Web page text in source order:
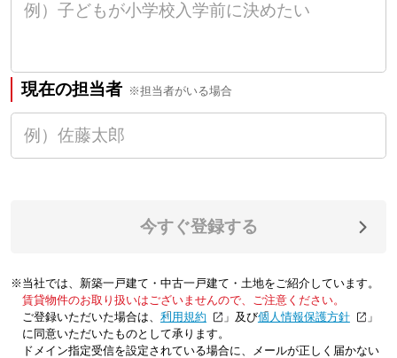
現在の担当者 ※担当者がいる場合
今すぐ登録する
※当社では、新築一戸建て・中古一戸建て・土地をご紹介しています。
賃貸物件のお取り扱いはございませんので、ご注意ください。
ご登録いただいた場合は、「利用規約 」及び「個人情報保護方針
」
に同意いただいたものとして承ります。
ドメイン指定受信を設定されている場合に、メールが正しく届かない